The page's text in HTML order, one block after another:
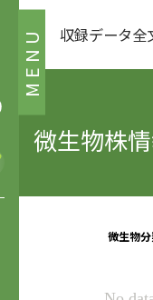
MENU 収録データ全
微生物株